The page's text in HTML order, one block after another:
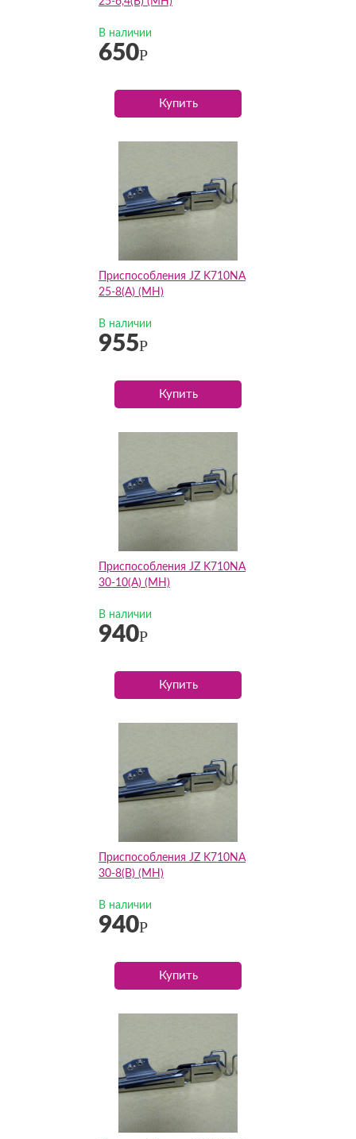
В наличии
650Р
Купить
Приспособления JZ K710NA
25-8(А) (MH)
В наличии
955Р
Купить
Приспособления JZ K710NA
30-10(А) (MH)
В наличии
940Р
Купить
Приспособления JZ K710NA
30-8(B) (MH)
В наличии
940Р
Купить